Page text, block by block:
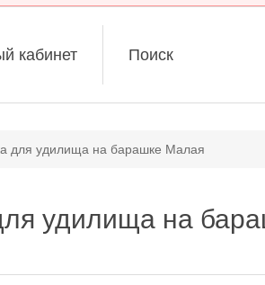
кабинет Поиск
для удилища на барашке Малая
удилища на